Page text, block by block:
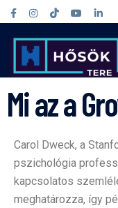
Mi az a
Carol Dweck, a
pszichológia
kapcsolatos
meghatározza, így